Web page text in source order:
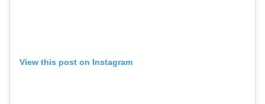
View this post on Instagram